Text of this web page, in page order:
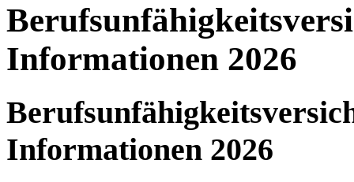
Informationen 2026
Informationen 2026